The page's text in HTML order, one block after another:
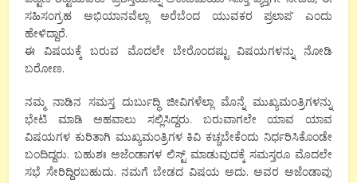
ಸಹಿಸಂಗ್ರಹ ಅಭಿಯಾನವೆಲ್ಲಾ ಅರೆಬೆಂದ ಯುವಕರ ಪ್ರಲಾಪ’ ಎಂದು
ಹೇಳಿದ್ದಾರೆ.
ಈ ವಿಷಯಕ್ಕೆ ಬರುವ ಮೊದಲೇ ಬೇರೊಂದಷ್ಟು ವಿಷಯಗಳನ್ನು ನೋಡಿ
ಬರೋಣ.
ನಮ್ಮ ನಾಡಿನ ಸಮಸ್ತ ದುರ್ಬುದ್ಧಿ ಜೀವಿಗಳೆಲ್ಲಾ ಮೊನ್ನೆ ಮುಖ್ಯಮಂತ್ರಿಗಳನ್ನು
ಭೇಟಿ ಮಾಡಿ ಅಹವಾಲು ಸಲ್ಲಿಸಿದ್ದರು. ಬರುವಾಗಲೇ ಯಾವ ಯಾವ
ವಿಷಯಗಳ ಕುರಿತಾಗಿ ಮುಖ್ಯಮಂತ್ರಿಗಳ ಕಿವಿ ಕಚ್ಚಬೇಕೆಂದು ನಿರ್ಧರಿಸಿಕೊಂಡೇ
ಬಂದಿದ್ದರು. ಬಹುಶಃ ಅಜೆಂಡಾಗಳ ಲಿಸ್ಟ್ ಮಾಡುವುದಕ್ಕೆ ಸಮಸ್ತರೂ ಮೊದಲೇ
ಸಭೆ ಸೇರಿದ್ದಿರಬಹುದು. ನಮಗೆ ಬೇಡದ ವಿಷಯ ಅದು. ಅವರ ಅಜೆಂಡಾವು